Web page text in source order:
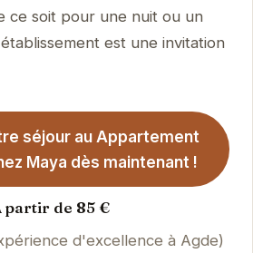
ce soit pour une nuit ou un
est une invitation
séjour au Appartement
Maya dès maintenant !
partir de 85 €
d'excellence à Agde)